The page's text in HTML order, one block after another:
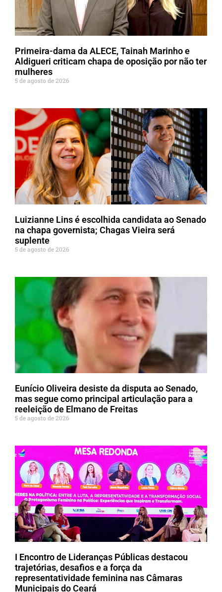
Primeira-dama da ALECE, Tainah Marinho e
Aldigueri criticam chapa de oposição por não ter
mulheres
5 de agosto de 2026
Luizianne Lins é escolhida candidata ao Senado
na chapa governista; Chagas Vieira será
suplente
5 de agosto de 2026
Eunício Oliveira desiste da disputa ao Senado,
mas segue como principal articulação para a
reeleição de Elmano de Freitas
5 de agosto de 2026
I Encontro de Lideranças Públicas destacou
trajetórias, desafios e a força da
representatividade feminina nas Câmaras
Municipais do Ceará